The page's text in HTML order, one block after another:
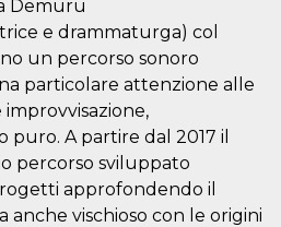
Demuru
e drammaturga) col
un percorso sonoro
particolare attenzione alle
A partire dal 2017 il
percorso sviluppato
approfondendo il
anche vischioso con le origini
Almacenamiento
de sesión
Almacenamiento
de sesión
Almacenamiento
local